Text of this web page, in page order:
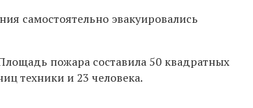
самостоятельно эвакуировались
пожара составила 50 квадратных
техники и 23 человека.